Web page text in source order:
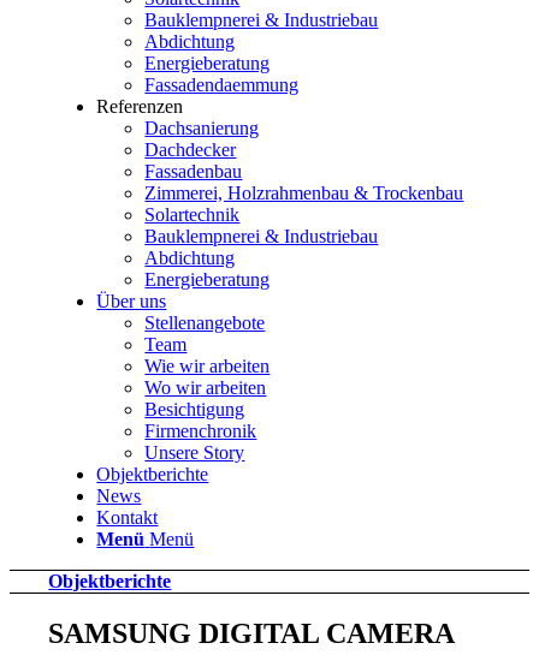
Bauklempnerei & Industriebau
Abdichtung
Energieberatung
Fassadendaemmung
Referenzen
Dachsanierung
Dachdecker
Fassadenbau
Zimmerei, Holzrahmenbau & Trockenbau
Solartechnik
Bauklempnerei & Industriebau
Abdichtung
Energieberatung
Über uns
Stellenangebote
Team
Wie wir arbeiten
Wo wir arbeiten
Besichtigung
Firmenchronik
Unsere Story
Objektberichte
News
Kontakt
Menü Menü
Objektberichte
SAMSUNG DIGITAL CAMERA